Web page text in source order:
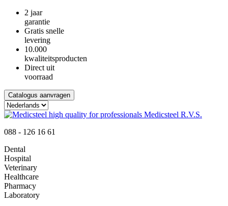
2 jaar
garantie
Gratis snelle
levering
10.000
kwaliteitsproducten
Direct uit
voorraad
Catalogus aanvragen
088 - 126 16 61
Dental
Hospital
Veterinary
Healthcare
Pharmacy
Laboratory